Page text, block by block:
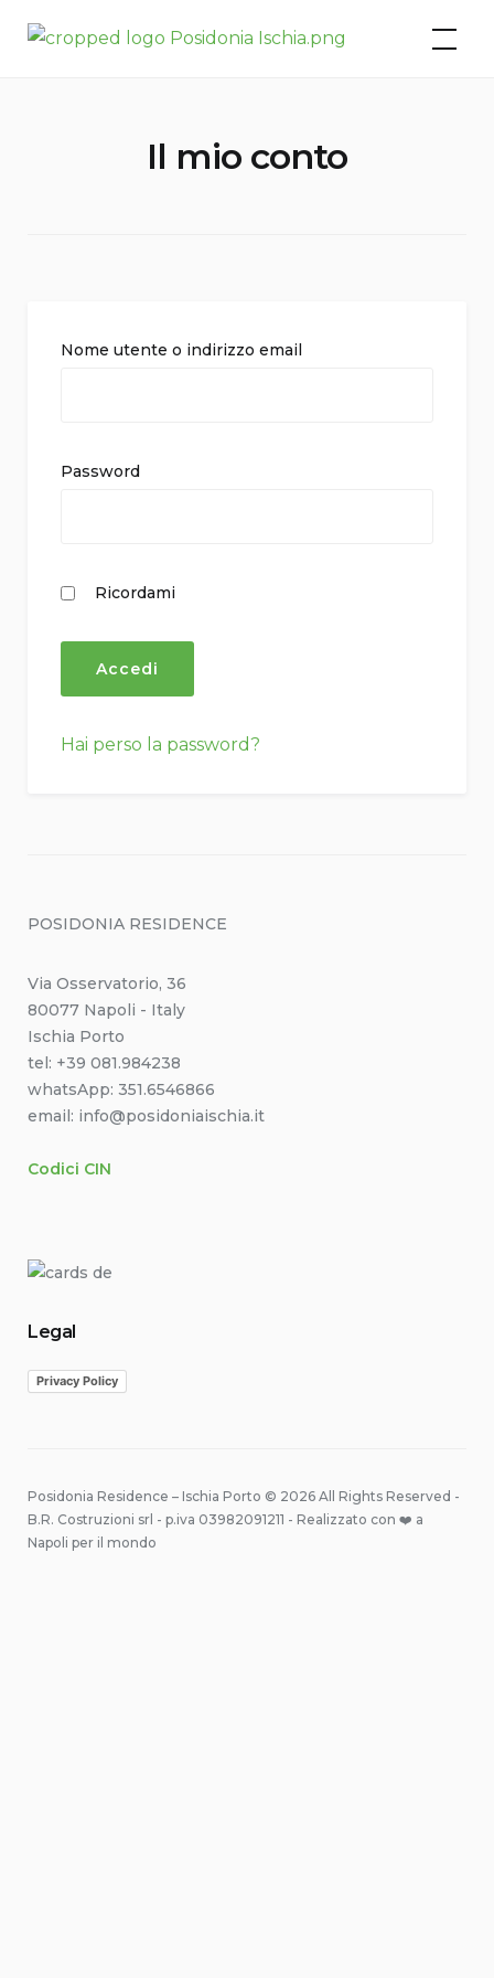
Posidonia Residence – Ischia
Porto
Il mio conto
Nome utente o indirizzo email
Password
Ricordami
Hai perso la password?
POSIDONIA RESIDENCE
Via Osservatorio, 36
80077 Napoli - Italy
Ischia Porto
tel: +39 081.984238
whatsApp: 351.6546866
email: info@posidoniaischia.it
Codici CIN
Legal
Privacy Policy
Posidonia Residence – Ischia Porto © 2026 All Rights Reserved -
B.R. Costruzioni srl - p.iva 03982091211 - Realizzato con ❤️ a
Napoli per il mondo